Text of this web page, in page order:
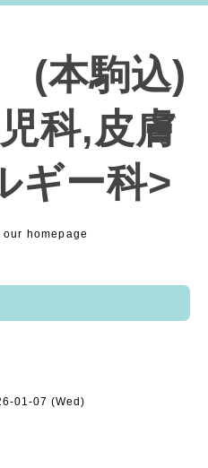
(本駒込)
科,皮膚
ギー科>
homepage
01-07 (Wed)